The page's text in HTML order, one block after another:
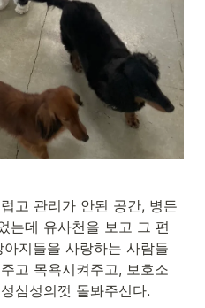
고 관리가 안된 공간, 병든
는데 유사천을 보고 그 편
지들을 사랑하는 사람들
고 목욕시켜주고, 보호소
심성의껏 돌봐주신다.